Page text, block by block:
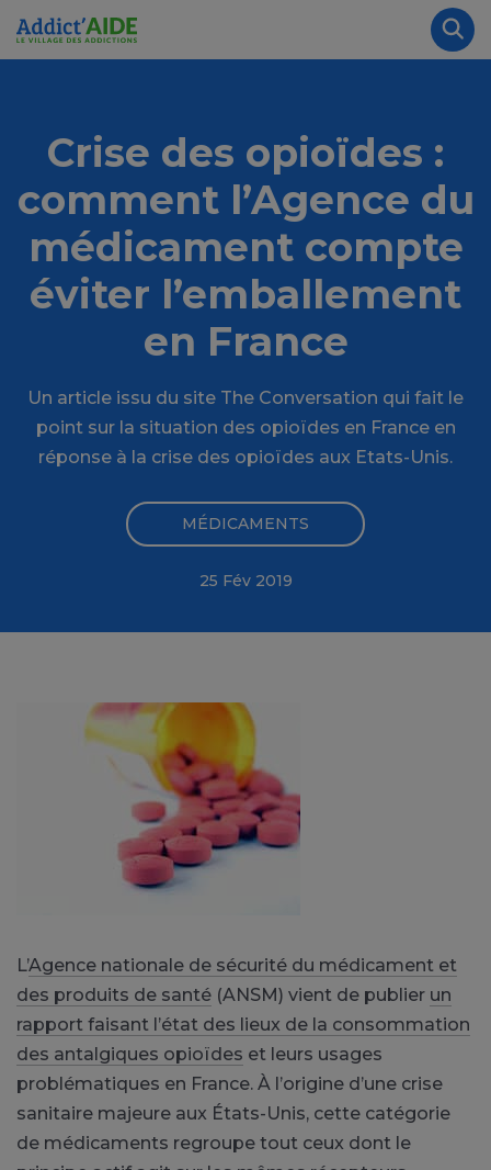
Aller au contenu principal
Crise des opioïdes :
comment l’Agence du
médicament compte
éviter l’emballement
en France
Un article issu du site The Conversation qui fait le
point sur la situation des opioïdes en France en
réponse à la crise des opioïdes aux Etats-Unis.
MÉDICAMENTS
25 Fév 2019
L’Agence nationale de sécurité du médicament et
des produits de santé (ANSM) vient de publier un
rapport faisant l’état des lieux de la consommation
des antalgiques opioïdes et leurs usages
problématiques en France. À l’origine d’une crise
sanitaire majeure aux États-Unis, cette catégorie
de médicaments regroupe tout ceux dont le
Panneau de gestion des cookies